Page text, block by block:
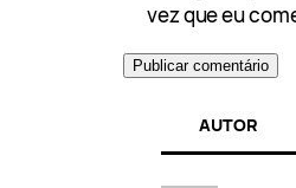
vez que eu
AUTOR